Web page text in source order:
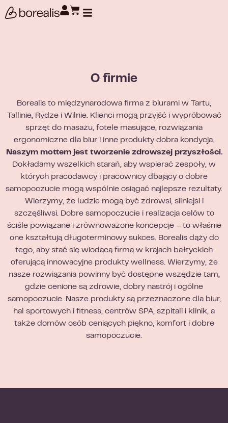
O firmie
Borealis to międzynarodowa firma z biurami w Tartu,
Tallinie, Rydze i Wilnie. Klienci mogą przyjść i wypróbować
sprzęt do masażu, fotele masujące, rozwiązania
ergonomiczne dla biur i inne produkty dobra kondycja.
Naszym mottem jest tworzenie zdrowszej przyszłości.
Dokładamy wszelkich starań, aby wspierać zespoły, w
których pracodawcy i pracownicy dbający o dobre
samopoczucie mogą wspólnie osiągać najlepsze rezultaty.
Wierzymy, że ludzie mogą być zdrowsi, silniejsi i
szczęśliwsi. Dobre samopoczucie i realizacja celów to
ściśle powiązane i zrównoważone koncepcje – to właśnie
one kształtują długoterminowy sukces. Borealis dąży do
tego, aby stać się wiodącą firmą w krajach bałtyckich
oferującą innowacyjne produkty wellness. Wierzymy, że
nasze rozwiązania powinny być dostępne wszędzie tam,
gdzie cenione są zdrowie, dobry nastrój i ogólne
samopoczucie. Nasze produkty są przeznaczone dla biur,
hal sportowych i fitness, centrów SPA, szpitali i klinik, a
także domów osób ceniących piękno, komfort i dobre
samopoczucie.